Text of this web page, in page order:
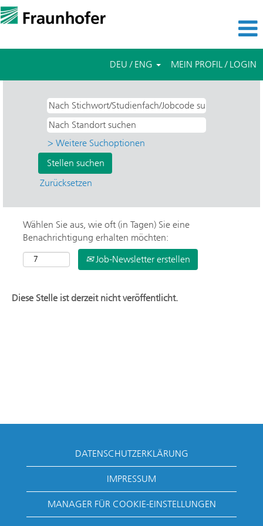
DEU / ENG MEIN PROFIL / LOGIN
> Weitere Suchoptionen
Zurücksetzen
Wählen Sie aus, wie oft (in Tagen) Sie eine
Benachrichtigung erhalten möchten:
Job-Newsletter erstellen
Diese Stelle ist derzeit nicht veröffentlicht.
DATENSCHUTZERKLÄRUNG
IMPRESSUM
MANAGER FÜR COOKIE-EINSTELLUNGEN